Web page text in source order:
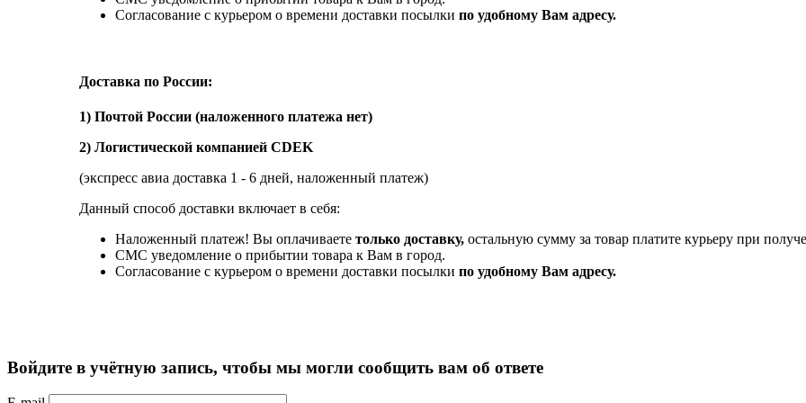
Согласование с курьером о времени доставки посылки по удобному Вам адресу.
Доставка по России:
1) Почтой России (наложенного платежа нет)
2) Логистической компанией CDEK
(экспресс авиа доставка 1 - 6 дней, наложенный платеж)
Данный способ доставки включает в себя:
Наложенный платеж! Вы оплачиваете только доставку, остальную сумму за товар платите курьеру при
СМС уведомление о прибытии товара к Вам в город.
Согласование с курьером о времени доставки посылки по удобному Вам адресу.
Войдите в учётную запись, чтобы мы могли сообщить вам об ответе